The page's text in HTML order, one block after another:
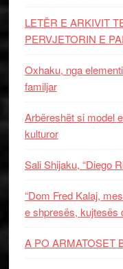
LETËR E ARKIVIT
PERVJETORIN E
Oxhaku, nga
familjar
Arbëreshët si model
kulturor
Sali Shijaku, “Diego
“Dom Fred Kalaj,
e shpresës, kujtesës
A PO ARMATOSET